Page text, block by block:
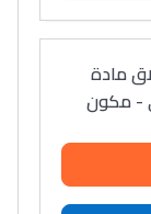
مادة
- مكون